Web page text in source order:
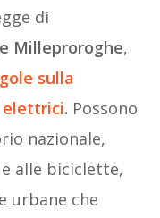
di
Milleproroghe,
sulla
elettrici. Possono
nazionale,
alle biciclette,
urbane che